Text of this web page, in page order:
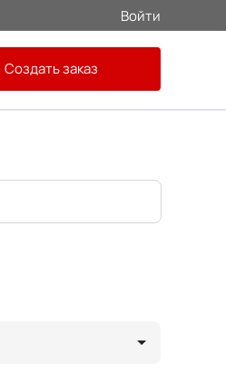
Войти
Создать заказ